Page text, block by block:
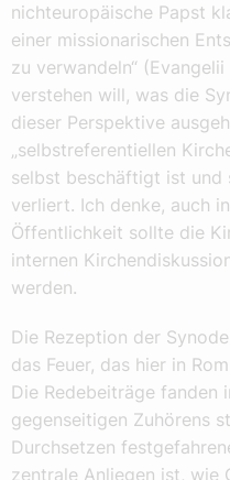
nichteuropäische Papst
einer missionarischen
zu verwandeln“
verstehen will, was die
dieser Perspektive
„selbstreferentiellen
selbst beschäftigt ist und
verliert. Ich denke, auch
Öffentlichkeit sollte die
internen
werden.
Die Rezeption der
das Feuer, das hier in
Die Redebeiträge fanden
gegenseitigen Zuhörens
Durchsetzen
zentrale Anliegen ist, wie